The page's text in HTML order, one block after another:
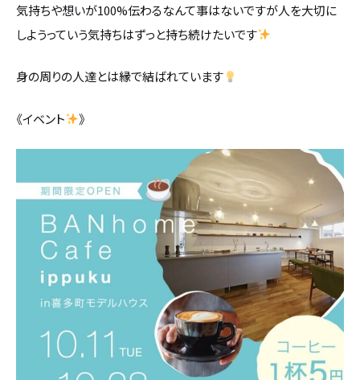
気持ちや想いが100%伝わるなんて事はないですが人を大切に
しようっていう気持ちはずっと持ち続けたいです
身の周りの人達とは縁で結ばれています
《イベント 》